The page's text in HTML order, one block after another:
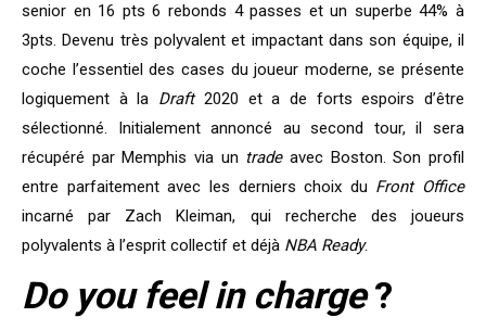
senior en 16 pts 6 rebonds 4 passes et un superbe 44% à
3pts. Devenu très polyvalent et impactant dans son équipe, il
coche l’essentiel des cases du joueur moderne, se présente
logiquement à la Draft2020 et a de forts espoirs d’être
sélectionné. Initialement annoncé au second tour, il sera
récupéré par Memphis via un tradeavec Boston. Son profil
entre parfaitement avec les derniers choix du Front Office
incarné par Zach Kleiman, qui recherche des joueurs
polyvalents à l’esprit collectif et déjà NBA Ready.
Do you feel in charge?